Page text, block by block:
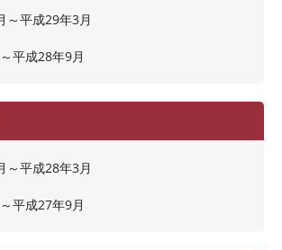
～平成29年3月
平成28年9月
～平成28年3月
平成27年9月